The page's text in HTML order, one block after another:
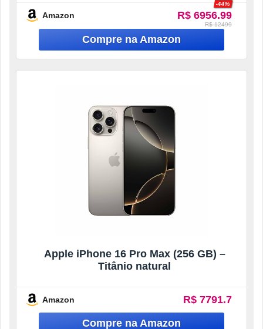
Amazon R$ 6956.99
-44%
R$ 12499
Apple iPhone 16 Pro Max (256 GB) –
Titânio natural
Amazon R$ 7791.7